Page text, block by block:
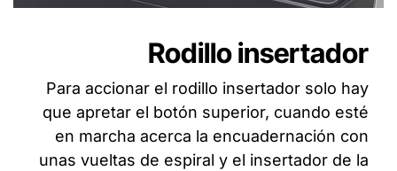
Rodillo insertador
Para accionar el rodillo insertador solo hay
que apretar el botón superior, cuando esté
en marcha acerca la encuadernación con
unas vueltas de espiral y el insertador de la